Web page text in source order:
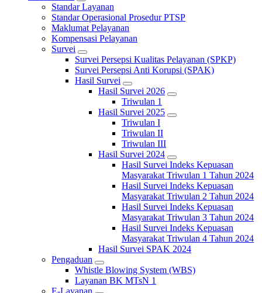
Standar Layanan
Standar Operasional Prosedur PTSP
Maklumat Pelayanan
Kompensasi Pelayanan
Survei
Survei Persepsi Kualitas Pelayanan (SPKP)
Survei Persepsi Anti Korupsi (SPAK)
Hasil Survei
Hasil Survei 2026
Triwulan 1
Hasil Survei 2025
Triwulan I
Triwulan II
Triwulan III
Hasil Survei 2024
Hasil Survei Indeks Kepuasan
Masyarakat Triwulan 1 Tahun 2024
Hasil Survei Indeks Kepuasan
Masyarakat Triwulan 2 Tahun 2024
Hasil Survei Indeks Kepuasan
Masyarakat Triwulan 3 Tahun 2024
Hasil Survei Indeks Kepuasan
Masyarakat Triwulan 4 Tahun 2024
Hasil Survei SPAK 2024
Pengaduan
Whistle Blowing System (WBS)
Layanan BK MTsN 1
E-Layanan